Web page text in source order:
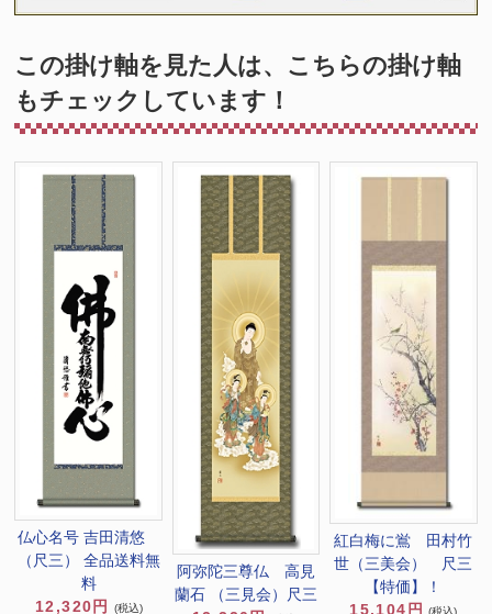
この掛け軸を見た人は、こちらの掛け軸
もチェックしています！
仏心名号 吉田清悠
（尺三） 全品送料無
料
12,320円
(税込)
阿弥陀三尊仏 高見
蘭石 （三見会）尺三
紅白梅に鴬 田村竹
世（三美会） 尺三
【特価】！
15,104円
(税込)